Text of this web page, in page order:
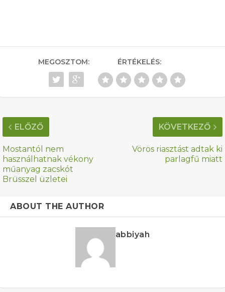
MEGOSZTOM: ÉRTÉKELÉS:
ELŐZŐ
Mostantól nem
használhatnak vékony
műanyag zacskót
Brüsszel üzletei
KÖVETKEZŐ
Vörös riasztást adtak ki
parlagfű miatt
ABOUT THE AUTHOR
abbiyah